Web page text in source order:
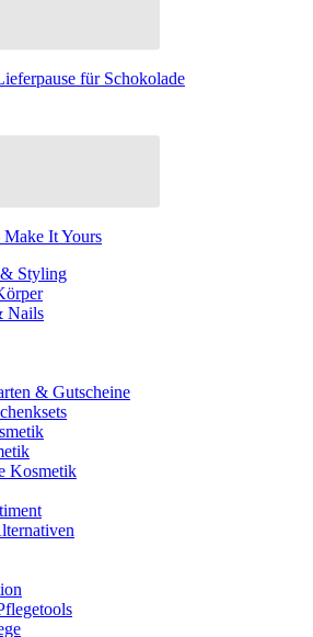
für Schokolade
Make It Yours
Styling
Nails
& Gutscheine
Kosmetik